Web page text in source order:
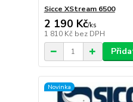
Sicce XStream 6500
2 190 Kč/ks
1 810 Kč bez DPH
Novinka